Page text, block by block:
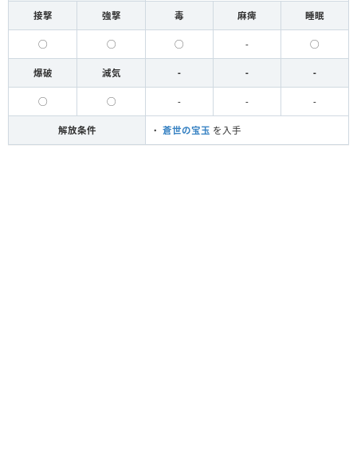
接撃 強撃 毒 麻痺 睡眠
◯ ◯ ◯ - ◯
爆破 減気 - - -
◯ ◯ - - -
解放条件 ・ 蒼世の宝玉 を入手